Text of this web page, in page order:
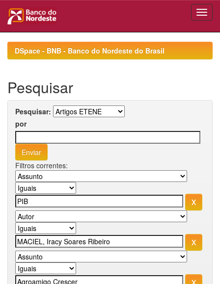
navigationDSpace - BNB - Banco do Nordeste do Brasil
Pesquisar
Pesquisar:
por
Filtros correntes: